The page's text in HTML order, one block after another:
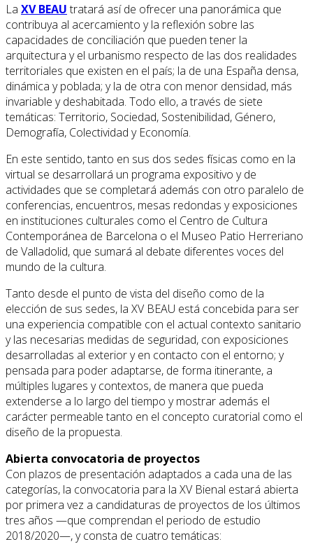
La XV BEAUtratará así de ofrecer una panorámica que
contribuya al acercamiento y la reflexión sobre las
capacidades de conciliación que pueden tener la
arquitectura y el urbanismo respecto de las dos realidades
territoriales que existen en el país; la de una España densa,
dinámica y poblada; y la de otra con menor densidad, más
invariable y deshabitada. Todo ello, a través de siete
temáticas: Territorio, Sociedad, Sostenibilidad, Género,
Demografía, Colectividad y Economía.
En este sentido, tanto en sus dos sedes físicas como en la
virtual se desarrollará un programa expositivo y de
actividades que se completará además con otro paralelo de
conferencias, encuentros, mesas redondas y exposiciones
en instituciones culturales como el Centro de Cultura
Contemporánea de Barcelona o el Museo Patio Herreriano
de Valladolid, que sumará al debate diferentes voces del
mundo de la cultura.
Tanto desde el punto de vista del diseño como de la
elección de sus sedes, la XV BEAU está concebida para ser
una experiencia compatible con el actual contexto sanitario
y las necesarias medidas de seguridad, con exposiciones
desarrolladas al exterior y en contacto con el entorno; y
pensada para poder adaptarse, de forma itinerante, a
múltiples lugares y contextos, de manera que pueda
extenderse a lo largo del tiempo y mostrar además el
carácter permeable tanto en el concepto curatorial como el
diseño de la propuesta.
Abierta convocatoria de proyectos
Con plazos de presentación adaptados a cada una de las
categorías, la convocatoria para la XV Bienal estará abierta
por primera vez a candidaturas de proyectos de los últimos
tres años —que comprendan el periodo de estudio
2018/2020—, y consta de cuatro temáticas: